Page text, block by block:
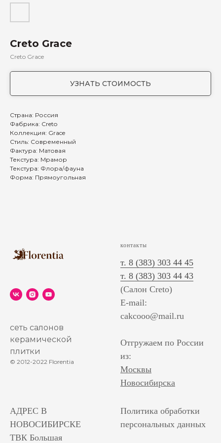
Creto Grace
Creto Grace
УЗНАТЬ СТОИМОСТЬ
Страна: Россия
Фабрика: Creto
Коллекция: Grace
Стиль: Современный
Фактура: Матовая
Текстура: Мрамор
Текстура: Флора/фауна
Форма: Прямоугольная
сеть салонов
керамической
плитки
© 2012-2022 Florentia
контакты
т. 8 (383) 303 44 45
т. 8 (383) 303 44 43
(Салон Creto)
E-mail:
cakcooo@mail.ru
Отгружаем по России
из:
Москвы
Новосибирска
АДРЕС В
НОВОСИБИРСКЕ
ТВК Большая
Политика обработки
персональных данных